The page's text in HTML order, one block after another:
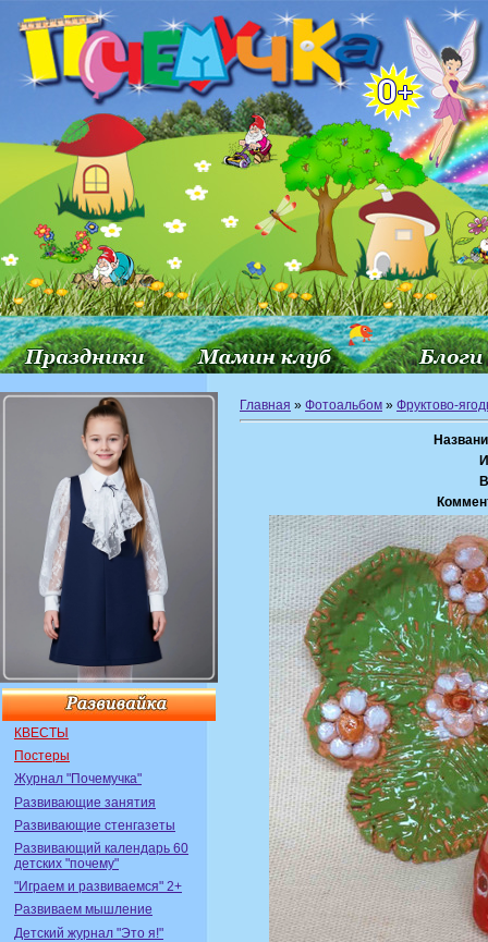
КВЕСТЫ
Постеры
Журнал "Почемучка"
Развивающие занятия
Развивающие стенгазеты
Развивающий календарь 60
детских "почему"
"Играем и развиваемся" 2+
Развиваем мышление
Детский журнал "Это я!"
Главная » Фотоальбом » Фруктово-